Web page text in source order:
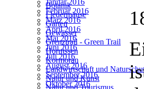
Botanik
Fledermäuse
Garten
Gewässer
Grenztrail - Green Trail
Hornissen
Kormoran
Landwirtschaft und
Natur und Kunst
Natur und Tourismus
Februar 2016
März 2016
April 2016
Mai 2016
Juni 2016
Juli 2016
August 2016
September 2016
Oktober 2016